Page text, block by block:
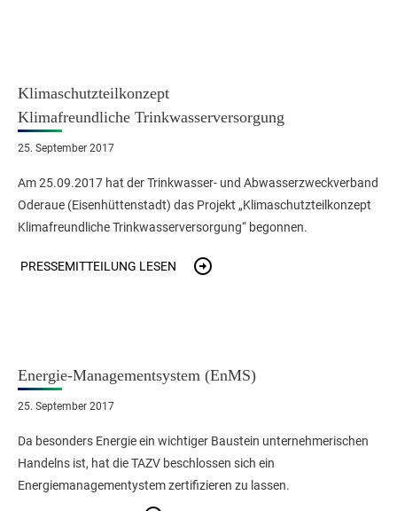
Klimaschutzteilkonzept
Klimafreundliche Trinkwasserversorgung
25. September 2017
Am 25.09.2017 hat der Trinkwasser- und Abwasserzweckverband
Oderaue (Eisenhüttenstadt) das Projekt „Klimaschutzteilkonzept
Klimafreundliche Trinkwasserversorgung“ begonnen.
PRESSEMITTEILUNG LESEN
Energie-Managementsystem (EnMS)
25. September 2017
Da besonders Energie ein wichtiger Baustein unternehmerischen
Handelns ist, hat die TAZV beschlossen sich ein
Energiemanagementystem zertifizieren zu lassen.